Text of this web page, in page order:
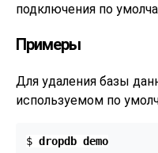
подключения по
Примеры
Для удаления базы
используемом по
$ dropdb demo